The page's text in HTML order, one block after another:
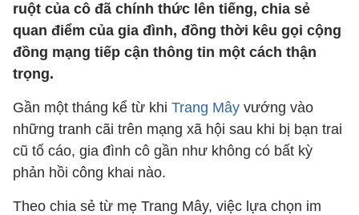
ruột của cô đã chính thức lên tiếng, chia sẻ
quan điểm của gia đình, đồng thời kêu gọi cộng
đồng mạng tiếp cận thông tin một cách thận
trọng.
Gần một tháng kể từ khi Trang Mây vướng vào
những tranh cãi trên mạng xã hội sau khi bị bạn trai
cũ tố cáo, gia đình cô gần như không có bất kỳ
phản hồi công khai nào.
Theo chia sẻ từ mẹ Trang Mây, việc lựa chọn im